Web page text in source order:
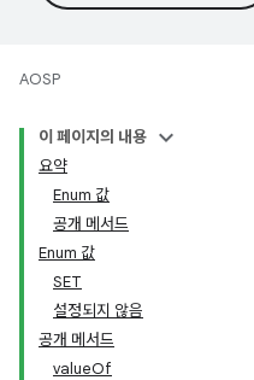
AOSP
이 페이지의 내용
요약
Enum 값
공개 메서드
Enum 값
SET
설정되지 않음
공개 메서드
valueOf